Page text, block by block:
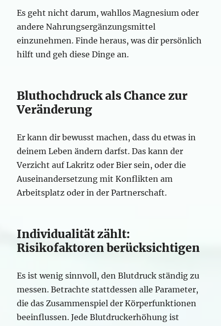
Es geht nicht darum, wahllos Magnesium oder
andere Nahrungsergänzungsmittel
einzunehmen. Finde heraus, was dir persönlich
hilft und geh diese Dinge an.
Bluthochdruck als Chance zur
Veränderung
Er kann dir bewusst machen, dass du etwas in
deinem Leben ändern darfst. Das kann der
Verzicht auf Lakritz oder Bier sein, oder die
Auseinandersetzung mit Konflikten am
Arbeitsplatz oder in der Partnerschaft.
Individualität zählt:
Risikofaktoren berücksichtigen
Es ist wenig sinnvoll, den Blutdruck ständig zu
messen. Betrachte stattdessen alle Parameter,
die das Zusammenspiel der Körperfunktionen
beeinflussen. Jede Blutdruckerhöhung ist